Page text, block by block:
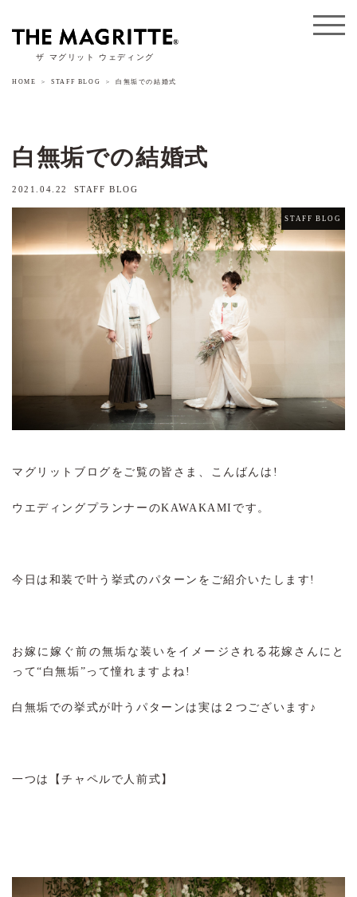
ザ マグリット ウェディング
HOME STAFF BLOG 白無垢での結婚式
白無垢での結婚式
2021.04.22 STAFF BLOG
STAFF BLOG
マグリットブログをご覧の皆さま、こんばんは!
ウエディングプランナーのKAWAKAMIです。
今日は和装で叶う挙式のパターンをご紹介いたします!
お嫁に嫁ぐ前の無垢な装いをイメージされる花嫁さんにと
って“白無垢”って憧れますよね!
白無垢での挙式が叶うパターンは実は２つございます♪
一つは【チャペルで人前式】